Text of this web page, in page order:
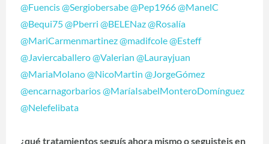
@Fuencis@Sergiobersabe@Pep1966@ManelC
@Bequi75@Pberri @BELENaz@Rosalía
@MariCarmenmartinez@madifcole@Esteff
@Javiercaballero@Valerian @Laurayjuan
@MariaMolano@NicoMartin @JorgeGómez
@encarnagorbarios@MaríaIsabelMonteroDomínguez
@Nelefelibata
¿qué tratamientos seguís ahora mismo o seguisteis en